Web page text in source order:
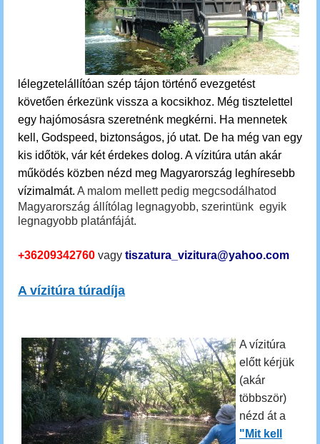
lélegzetelállítóan szép tájon történő evezgetést
követően érkezünk vissza a kocsikhoz. Még tisztelettel
egy hajómosásra szeretnénk megkérni. Ha mennetek
kell, Godspeed, biztonságos, jó utat. De ha még van egy
kis időtök, vár két érdekes dolog. A vízitúra után akár
működés közben nézd meg Magyarország leghíresebb
vízimalmát. A malom mellett pedig megcsodálhatod
Magyarország állítólag legnagyobb, szerintünk egyik
legnagyobb platánfáját.
+36209342760 vagy tiszatura_vizitura@yahoo.com
A vízitúra túradíja
A vízitúra
előtt kérjük
(akár
többször)
nézd át a
"Mit kell